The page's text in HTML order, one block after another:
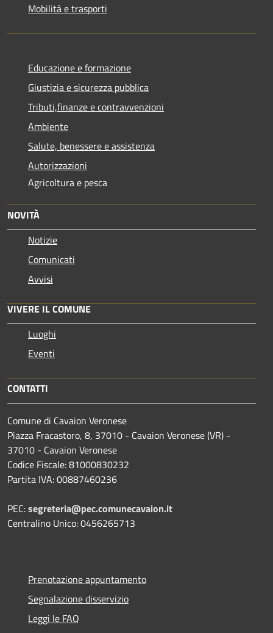
Mobilità e trasporti
Educazione e formazione
Giustizia e sicurezza pubblica
Tributi,finanze e contravvenzioni
Ambiente
Salute, benessere e assistenza
Autorizzazioni
Agricoltura e pesca
NOVITÀ
Notizie
Comunicati
Avvisi
VIVERE IL COMUNE
Luoghi
Eventi
CONTATTI
Comune di Cavaion Veronese
Piazza Fracastoro, 8, 37010 - Cavaion Veronese (VR) -
37010 - Cavaion Veronese
Codice Fiscale: 81000830232
Partita IVA: 00887460236
PEC:segreteria@pec.comunecavaion.it
Centralino Unico: 0456265713
Prenotazione appuntamento
Segnalazione disservizio
Leggi le FAQ